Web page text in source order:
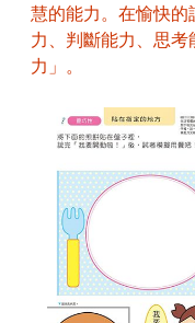
慧的能力。在愉快的
力、判斷能力、思
力」。